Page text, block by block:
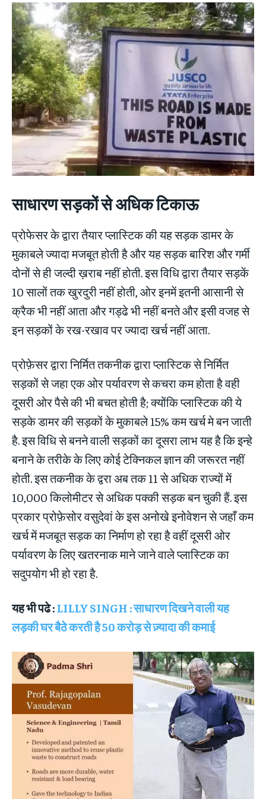
साधारण सड़कों से अधिक टिकाऊ
प्रोफेसर के द्वारा तैयार प्लास्टिक की यह सड़क डामर के
मुकाबले ज्यादा मजबूत होती है और यह सड़क बारिश और गर्मी
दोनों से ही जल्दी ख़राब नहीं होती. इस विधि द्वारा तैयार सड़कें
10 सालों तक खुरदुरी नहीं होती, ओर इनमें इतनी आसानी से
क्रैक भी नहीं आता और गड्ढे भी नहीं बनते और इसी वजह से
इन सड़कों के रख-रखाव पर ज्यादा खर्च नहीं आता.
प्रोफ़ेसर द्वारा निर्मित तकनीक द्वारा प्लास्टिक से निर्मित
सड़कों से जहा एक ओर पर्यावरण से कचरा कम होता है वही
दूसरी ओर पैसे की भी बचत होती है; क्योंकि प्लास्टिक की ये
सड़के डामर की सड़कों के मुकाबले 15% कम खर्च मे बन जाती
है. इस विधि से बनने वाली सड़कों का दूसरा लाभ यह है कि इन्हे
बनाने के तरीके के लिए कोई टेक्निकल ज्ञान की जरूरत नहीं
होती. इस तकनीक के द्वरा अब तक 11 से अधिक राज्यों में
10,000 किलोमीटर से अधिक पक्की सड़क बन चुकी हैं. इस
प्रकार प्रोफ़ेसोर वसुदेवां के इस अनोखे इनोवेशन से जहाँ कम
खर्च में मजबूत सड़क का निर्माण हो रहा है वहीं दूसरी ओर
पर्यावरण के लिए खतरनाक माने जाने वाले प्लास्टिक का
सदुपयोग भी हो रहा है.
यह भी पढे :LILLY SINGH : साधारण दिखने वाली यह
लड़की घर बैठे करती है 50 करोड़ से ज़्यादा की कमाई